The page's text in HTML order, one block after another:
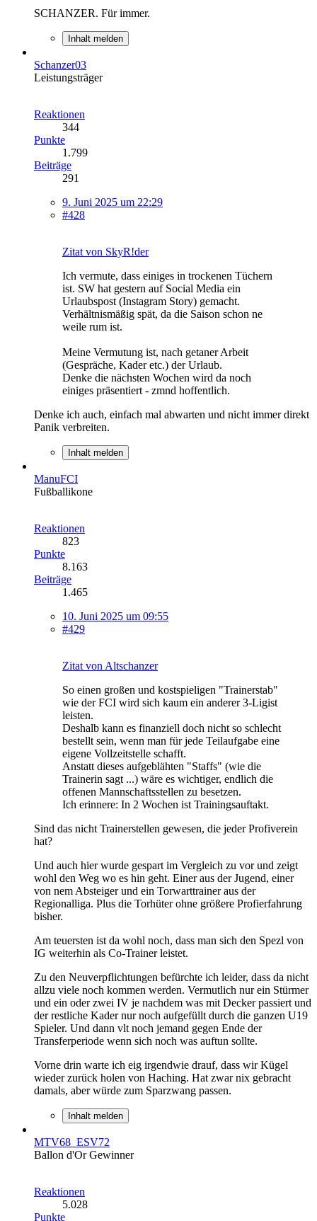
SCHANZER. Für immer.
Inhalt melden
Schanzer03
Leistungsträger
Reaktionen
344
Punkte
1.799
Beiträge
291
9. Juni 2025 um 22:29
#428
Zitat von SkyR!der
Ich vermute, dass einiges in trockenen Tüchern
ist. SW hat gestern auf Social Media ein
Urlaubspost (Instagram Story) gemacht.
Verhältnismäßig spät, da die Saison schon ne
weile rum ist.
Meine Vermutung ist, nach getaner Arbeit
(Gespräche, Kader etc.) der Urlaub.
Denke die nächsten Wochen wird da noch
einiges präsentiert - zmnd hoffentlich.
Denke ich auch, einfach mal abwarten und nicht immer direkt
Panik verbreiten.
Inhalt melden
ManuFCI
Fußballikone
Reaktionen
823
Punkte
8.163
Beiträge
1.465
10. Juni 2025 um 09:55
#429
Zitat von Altschanzer
So einen großen und kostspieligen "Trainerstab"
wie der FCI wird sich kaum ein anderer 3-Ligist
leisten.
Deshalb kann es finanziell doch nicht so schlecht
bestellt sein, wenn man für jede Teilaufgabe eine
eigene Vollzeitstelle schafft.
Anstatt dieses aufgeblähten "Staffs" (wie die
Trainerin sagt ...) wäre es wichtiger, endlich die
offenen Mannschaftsstellen zu besetzen.
Ich erinnere: In 2 Wochen ist Trainingsauftakt.
Sind das nicht Trainerstellen gewesen, die jeder Profiverein
hat?
Und auch hier wurde gespart im Vergleich zu vor und zeigt
wohl den Weg wo es hin geht. Einer aus der Jugend, einer
von nem Absteiger und ein Torwarttrainer aus der
Regionalliga. Plus die Torhüter ohne größere Profierfahrung
bisher.
Am teuersten ist da wohl noch, dass man sich den Spezl von
IG weiterhin als Co-Trainer leistet.
Zu den Neuverpflichtungen befürchte ich leider, dass da nicht
allzu viele noch kommen werden. Vermutlich nur ein Stürmer
und ein oder zwei IV je nachdem was mit Decker passiert und
der restliche Kader nur noch aufgefüllt durch die ganzen U19
Spieler. Und dann vlt noch jemand gegen Ende der
Transferperiode wenn sich noch was auftun sollte.
Vorne drin warte ich eig irgendwie drauf, dass wir Kügel
wieder zurück holen von Haching. Hat zwar nix gebracht
damals, aber würde zum Sparzwang passen.
Inhalt melden
MTV68_ESV72
Ballon d'Or Gewinner
Reaktionen
5.028
Punkte